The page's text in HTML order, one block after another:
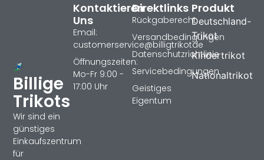
Billige
Trikots
Wir sind ein
günstiges
Einkaufszentrum
für
Produkt
Deutschland-
Trikot
Kindertrikot
Nationaltrikot
Direktlinks
Rückgaberecht
Versandbedingungen
Datenschutzrichtlinie
Servicebedingungen
Geistiges
Eigentum
Kontaktieren
Uns
Email:
customerservice@billigtrikotde
Öffnungszeiten:
Mo-Fr 9:00 -
17:00 Uhr